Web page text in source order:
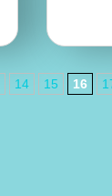
14 15 16